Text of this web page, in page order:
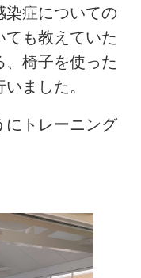
染症についての
も教えていた
、椅子を使った
ました。
にトレーニング